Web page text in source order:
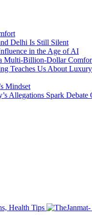
Delhi Is Still Silent
in the Age of AI
a Multi-Billion-Dollar
Teaches Us About
Mindset
Allegations Spark